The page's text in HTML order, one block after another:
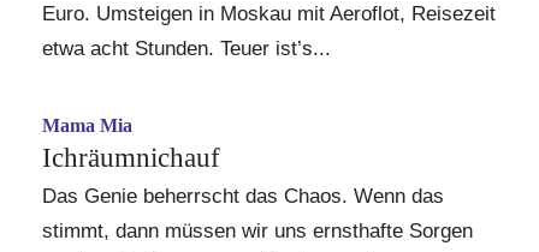
Euro. Umsteigen in Moskau mit Aeroflot, Reisezeit
etwa acht Stunden. Teuer ist’s...
Mama Mia
Ichräumnichauf
Das Genie beherrscht das Chaos. Wenn das
stimmt, dann müssen wir uns ernsthafte Sorgen